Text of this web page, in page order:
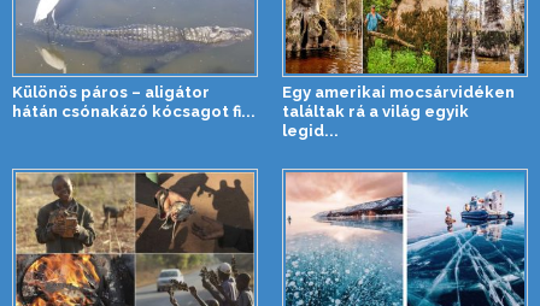
Különös páros – aligátor
hátán csónakázó kócsagot fi...
Egy amerikai mocsárvidéken
találtak rá a világ egyik
legid...